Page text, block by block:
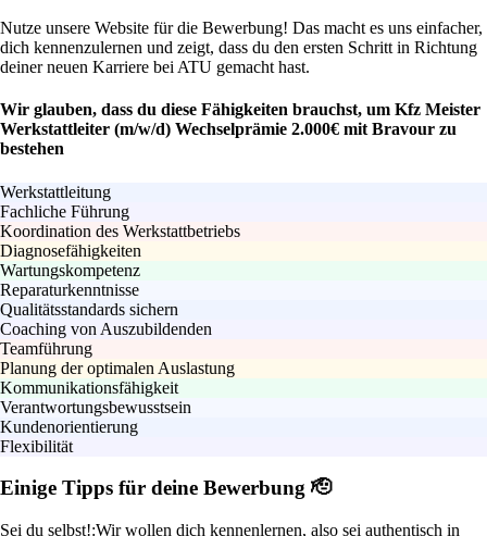
Nutze unsere Website für die Bewerbung! Das macht es uns einfacher,
dich kennenzulernen und zeigt, dass du den ersten Schritt in Richtung
deiner neuen Karriere bei ATU gemacht hast.
Wir glauben, dass du diese Fähigkeiten brauchst, um Kfz Meister
Werkstattleiter (m/w/d) Wechselprämie 2.000€ mit Bravour zu
bestehen
Werkstattleitung
Fachliche Führung
Koordination des Werkstattbetriebs
Diagnosefähigkeiten
Wartungskompetenz
Reparaturkenntnisse
Qualitätsstandards sichern
Coaching von Auszubildenden
Teamführung
Planung der optimalen Auslastung
Kommunikationsfähigkeit
Verantwortungsbewusstsein
Kundenorientierung
Flexibilität
Einige Tipps für deine Bewerbung 🫡
Sei du selbst!:Wir wollen dich kennenlernen, also sei authentisch in